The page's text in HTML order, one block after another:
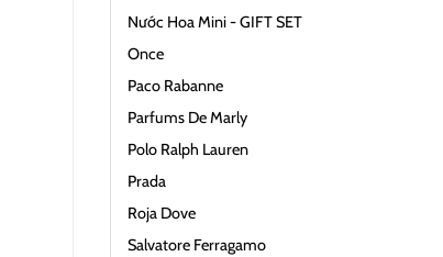
Nước Hoa Mini - GIFT SET
Once
Paco Rabanne
Parfums De Marly
Polo Ralph Lauren
Prada
Roja Dove
Salvatore Ferragamo